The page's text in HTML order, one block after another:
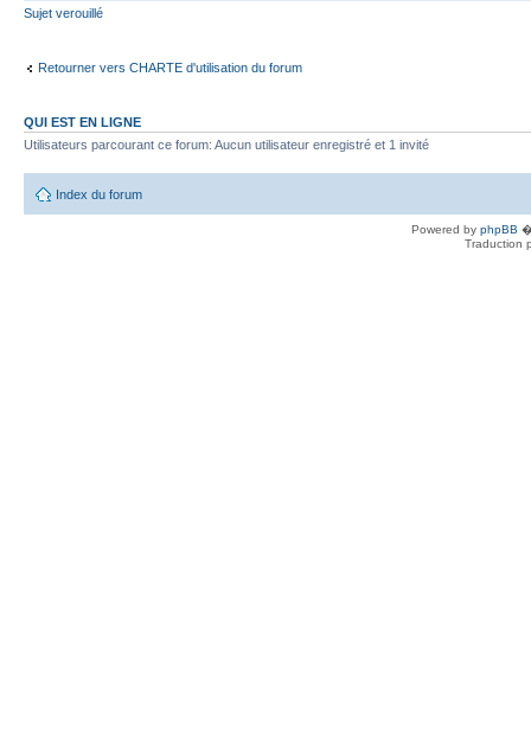
Sujet verouillé
Retourner vers CHARTE d'utilisation du forum
QUI EST EN LIGNE
Utilisateurs parcourant ce forum: Aucun utilisateur enregistré et 1 invité
Index du forum
Powered by phpBB �
Traduction